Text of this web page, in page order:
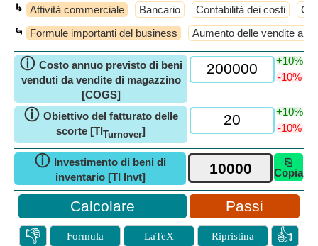
↳ Attività commerciale Bancario Contabilità dei costi
⤿ Formule importanti del business Aumento delle vendite al
ⓘ Costo annuo previsto di beni
venduti da vendite di magazzino
[COGS]
+10%
-10%
ⓘ Obiettivo del fatturato delle
scorte [TITurnover]
+10%
-10%
ⓘ Investimento di beni di
inventario [TI Invt]
⎘
Copia
Passi
👎 Formula LaTeX Ripristina 👍